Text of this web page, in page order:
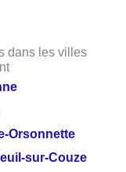
dans les villes
Orsonnette
sur-Couze